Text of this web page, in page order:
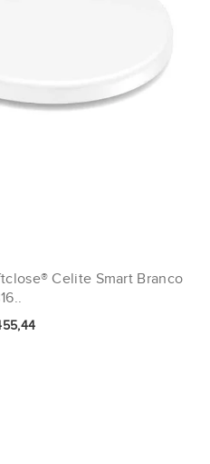
Celite Smart Branco